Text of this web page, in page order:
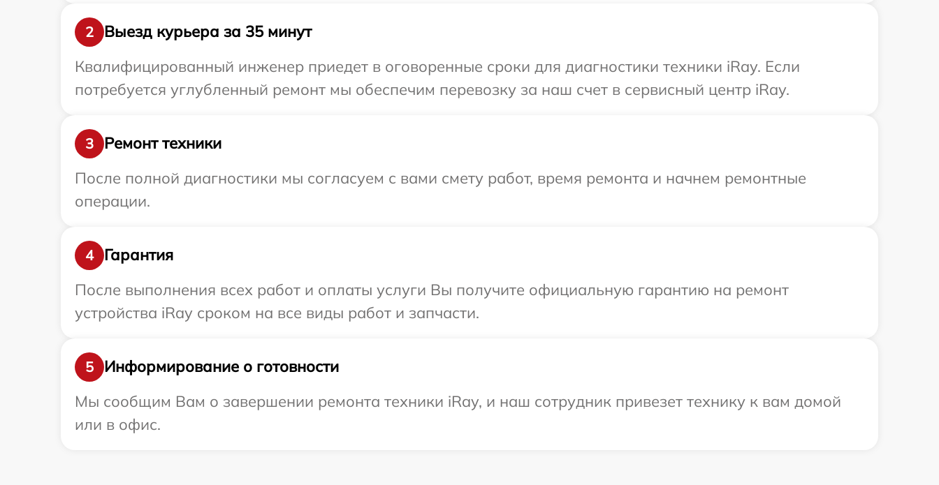
2
Выезд курьера за 35 минут
Квалифицированный инженер приедет в оговоренные сроки для диагностики техники iRay. Если
потребуется углубленный ремонт мы обеспечим перевозку за наш счет в сервисный центр iRay.
3
Ремонт техники
После полной диагностики мы согласуем с вами смету работ, время ремонта и начнем ремонтные
операции.
4
Гарантия
После выполнения всех работ и оплаты услуги Вы получите официальную гарантию на ремонт
устройства iRay сроком на все виды работ и запчасти.
5
Информирование о готовности
Мы сообщим Вам о завершении ремонта техники iRay, и наш сотрудник привезет технику к вам домой
или в офис.